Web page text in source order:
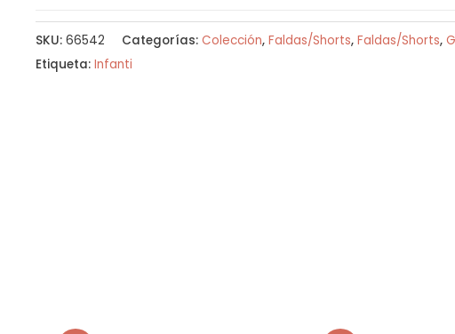
SKU: 66542 Categorías: Colección, Faldas/Shorts, Faldas/Shorts,
Etiqueta: Infanti